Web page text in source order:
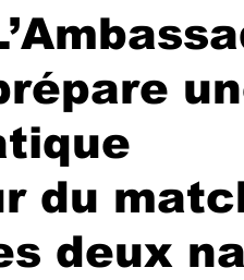
du
deux